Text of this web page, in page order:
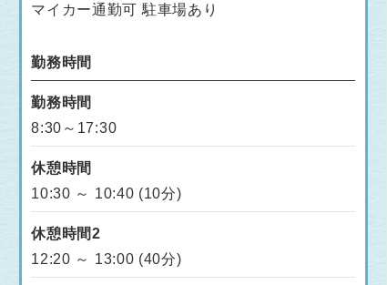
マイカー通勤可 駐車場あり
勤務時間
勤務時間
8:30～17:30
休憩時間
10:30 ～ 10:40 (10分)
休憩時間2
12:20 ～ 13:00 (40分)